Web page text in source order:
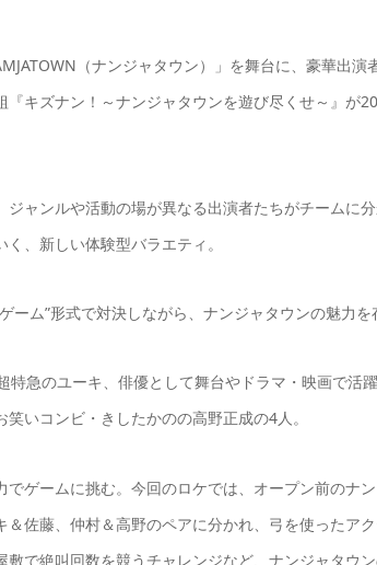
（ナンジャタウン）」を舞台に、豪華出演
キズナン！～ナンジャタウンを遊び尽くせ～』が
ジャンルや活動の場が異なる出演者たちがチームに
、新しい体験型バラエティ。
ム”形式で対決しながら、ナンジャタウンの魅力を
急のユーキ、俳優として舞台やドラマ・映画で活
いコンビ・きしたかのの高野正成の4人。
ゲームに挑む。今回のロケでは、オープン前のナ
佐藤、仲村＆高野のペアに分かれ、弓を使ったア
で絶叫回数を競うチャレンジなど、ナンジャタウ